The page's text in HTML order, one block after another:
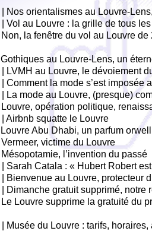
| Nos orientalismes au Louvre-
| Vol au Louvre : la grille de tous
Non, la fenêtre du vol au Louvre de
Gothiques au Louvre-Lens, un
| LVMH au Louvre, le dévoiement
| Comment la mode s’est imposée
| La mode au Louvre, (presque)
Louvre, opération politique,
| Airbnb squatte le Louvre
Louvre Abu Dhabi, un parfum
Vermeer, victime du Louvre
Mésopotamie, l’invention du passé
| Sarah Catala : « Hubert Robert
| Bienvenue au Louvre, protecteur
| Dimanche gratuit supprimé, notre
Le Louvre supprime la gratuité du
| Musée du Louvre : tarifs, horaires,